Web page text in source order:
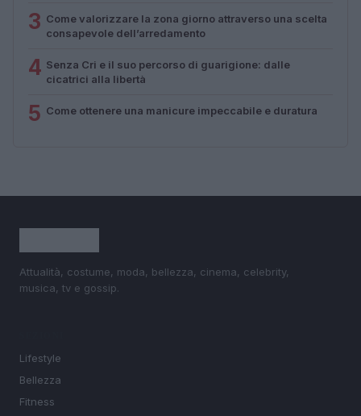
3 Come valorizzare la zona giorno attraverso una scelta
consapevole dell’arredamento
4 Senza Cri e il suo percorso di guarigione: dalle
cicatrici alla libertà
5 Come ottenere una manicure impeccabile e duratura
Attualità, costume, moda, bellezza, cinema, celebrity,
musica, tv e gossip.
Lifestyle
Bellezza
Fitness